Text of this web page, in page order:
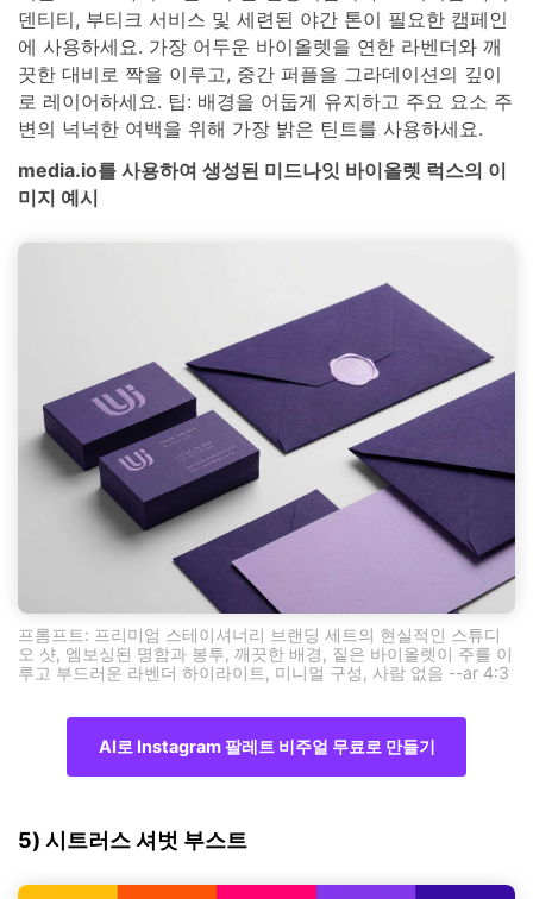
덴티티, 부티크 서비스 및 세련된 야간 톤이 필요한 캠페인
에 사용하세요. 가장 어두운 바이올렛을 연한 라벤더와 깨
끗한 대비로 짝을 이루고, 중간 퍼플을 그라데이션의 깊이
로 레이어하세요. 팁: 배경을 어둡게 유지하고 주요 요소 주
변의 넉넉한 여백을 위해 가장 밝은 틴트를 사용하세요.
media.io를 사용하여 생성된 미드나잇 바이올렛 럭스의 이
미지 예시
프롬프트: 프리미엄 스테이셔너리 브랜딩 세트의 현실적인 스튜디
오 샷, 엠보싱된 명함과 봉투, 깨끗한 배경, 짙은 바이올렛이 주를 이
루고 부드러운 라벤더 하이라이트, 미니멀 구성, 사람 없음 --ar 4:3
AI로 Instagram 팔레트 비주얼 무료로 만들기
5) 시트러스 셔벗 부스트